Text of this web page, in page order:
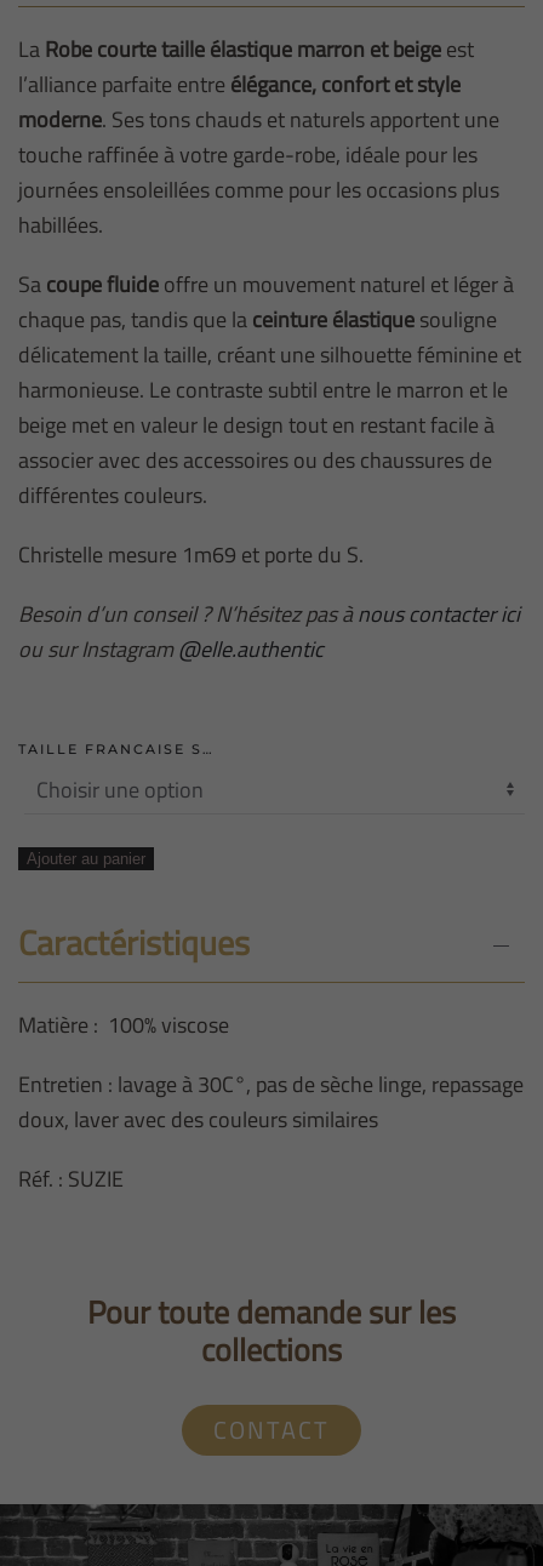
LaRobe courte taille élastique marron et beigeest
l’alliance parfaite entre élégance, confort et style
moderne. Ses tons chauds et naturels apportent une
touche raffinée à votre garde-robe, idéale pour les
journées ensoleillées comme pour les occasions plus
habillées.
Sacoupe fluideoffre un mouvement naturel et léger à
chaque pas, tandis que laceinture élastiquesouligne
délicatement la taille, créant une silhouette féminine et
harmonieuse. Le contraste subtil entre le marron et le
beige met en valeur le design tout en restant facile à
associer avec des accessoires ou des chaussures de
différentes couleurs.
Christelle mesure 1m69 et porte du S.
Besoin d’un conseil ? N’hésitez pas ànous contacter ici
ou sur Instagram@elle.authentic
TAILLE FRANCAISE S…
quantité
ROBE
COURTE
ÉLASTIQUE
ET
BEIGE
Ajouter au panier
Caractéristiques
Matière : 100% viscose
Entretien : lavage à 30C°, pas de sèche linge, repassage
doux, laver avec des couleurs similaires
Réf. : SUZIE
Pour toute demande sur les
collections
CONTACT